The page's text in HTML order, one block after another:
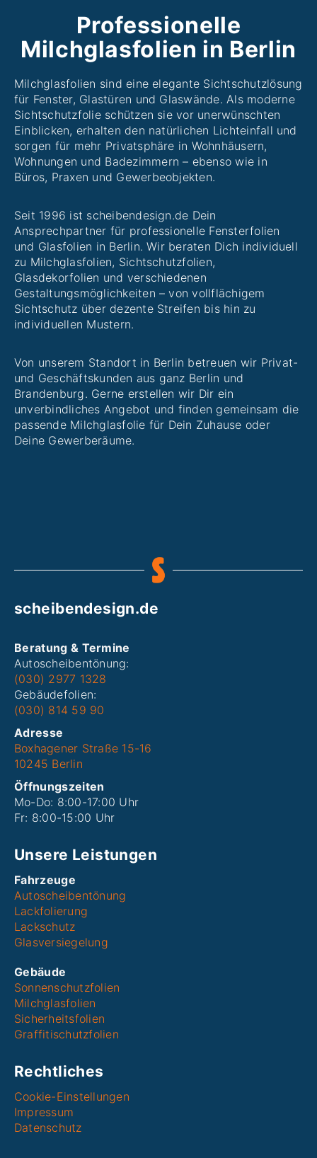
Professionelle
Milchglasfolien in Berlin
Milchglasfolien sind eine elegante Sichtschutzlösung
für Fenster, Glastüren und Glaswände. Als moderne
Sichtschutzfolie schützen sie vor unerwünschten
Einblicken, erhalten den natürlichen Lichteinfall und
sorgen für mehr Privatsphäre in Wohnhäusern,
Wohnungen und Badezimmern – ebenso wie in
Büros, Praxen und Gewerbeobjekten.
Seit 1996 ist scheibendesign.de Dein
Ansprechpartner für professionelle Fensterfolien
und Glasfolien in Berlin. Wir beraten Dich individuell
zu Milchglasfolien, Sichtschutzfolien,
Glasdekorfolien und verschiedenen
Gestaltungsmöglichkeiten – von vollflächigem
Sichtschutz über dezente Streifen bis hin zu
individuellen Mustern.
Von unserem Standort in Berlin betreuen wir Privat-
und Geschäftskunden aus ganz Berlin und
Brandenburg. Gerne erstellen wir Dir ein
unverbindliches Angebot und finden gemeinsam die
passende Milchglasfolie für Dein Zuhause oder
Deine Gewerberäume.
scheibendesign.de
Beratung & Termine
Autoscheibentönung:
(030) 2977 1328
Gebäudefolien:
(030) 814 59 90
Adresse
Boxhagener Straße 15-16
10245 Berlin
Öffnungszeiten
Mo-Do: 8:00-17:00 Uhr
Fr: 8:00-15:00 Uhr
Unsere Leistungen
Fahrzeuge
Autoscheibentönung
Lackfolierung
Lackschutz
Glasversiegelung
Gebäude
Sonnenschutzfolien
Milchglasfolien
Sicherheitsfolien
Graffitischutzfolien
Rechtliches
Cookie-Einstellungen
Impressum
Datenschutz